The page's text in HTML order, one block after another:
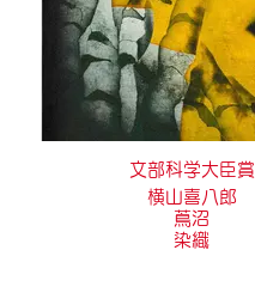
文部科学大臣賞
横山喜八郎
蔦沼
染織